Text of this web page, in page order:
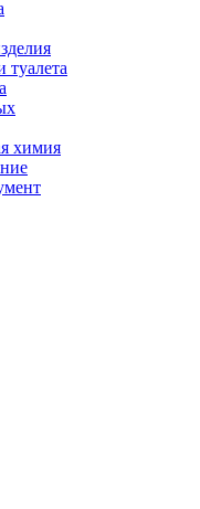
туалета
химия